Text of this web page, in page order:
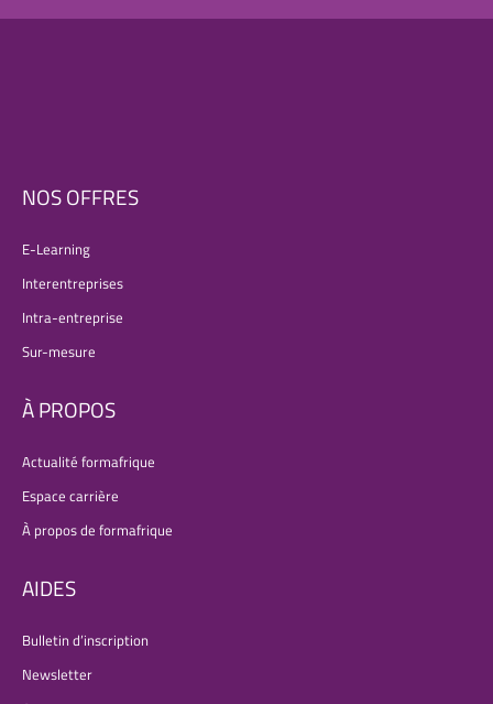
NOS OFFRES
E-Learning
Interentreprises
Intra-entreprise
Sur-mesure
À PROPOS
Actualité formafrique
Espace carrière
À propos de formafrique
AIDES
Bulletin d’inscription
Newsletter